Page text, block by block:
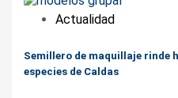
Actualidad
Semillero de maquillaje rinde
especies de Caldas